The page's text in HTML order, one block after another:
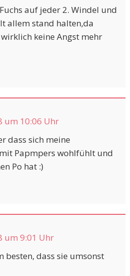
auf jeder 2. Windel und
allem stand halten,da
keine Angst mehr
um 10:06 Uhr
dass sich meine
Papmpers wohlfühlt und
Po hat :)
um 9:01 Uhr
besten, dass sie umsonst